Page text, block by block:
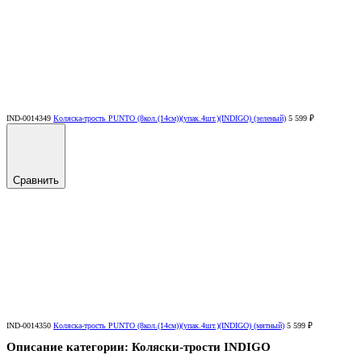
IND-0014349 Коляска-трость PUNTO (8кол.(14см))(упак.4шт.)(INDIGO) (зеленый) 5 599 ₽
Сравнить
IND-0014350 Коляска-трость PUNTO (8кол.(14см))(упак.4шт.)(INDIGO) (мятный) 5 599 ₽
Описание категории: Коляски-трости INDIGO